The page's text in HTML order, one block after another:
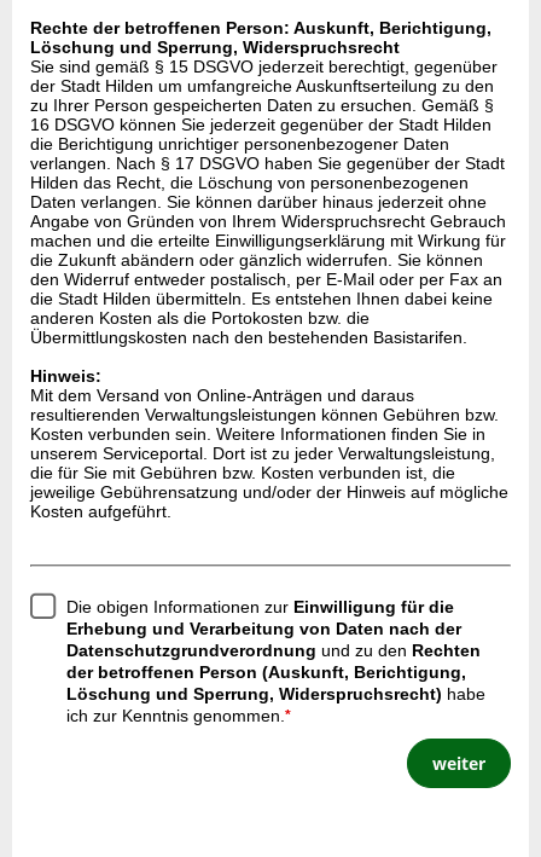
Rechte der betroffenen Person: Auskunft, Berichtigung,
Löschung und Sperrung, Widerspruchsrecht
Sie sind gemäß § 15 DSGVO jederzeit berechtigt, gegenüber
der Stadt Hilden um umfangreiche Auskunftserteilung zu den
zu Ihrer Person gespeicherten Daten zu ersuchen. Gemäß §
16 DSGVO können Sie jederzeit gegenüber der Stadt Hilden
die Berichtigung unrichtiger personenbezogener Daten
verlangen. Nach § 17 DSGVO haben Sie gegenüber der Stadt
Hilden das Recht, die Löschung von personenbezogenen
Daten verlangen. Sie können darüber hinaus jederzeit ohne
Angabe von Gründen von Ihrem Widerspruchsrecht Gebrauch
machen und die erteilte Einwilligungserklärung mit Wirkung für
die Zukunft abändern oder gänzlich widerrufen. Sie können
den Widerruf entweder postalisch, per E-Mail oder per Fax an
die Stadt Hilden übermitteln. Es entstehen Ihnen dabei keine
anderen Kosten als die Portokosten bzw. die
Übermittlungskosten nach den bestehenden Basistarifen.
Hinweis:
Mit dem Versand von Online-Anträgen und daraus
resultierenden Verwaltungsleistungen können Gebühren bzw.
Kosten verbunden sein. Weitere Informationen finden Sie in
unserem Serviceportal. Dort ist zu jeder Verwaltungsleistung,
die für Sie mit Gebühren bzw. Kosten verbunden ist, die
jeweilige Gebührensatzung und/oder der Hinweis auf mögliche
Kosten aufgeführt.
Die obigen Informationen zur Einwilligung für die
Erhebung und Verarbeitung von Daten nach der
Datenschutzgrundverordnung und zu den Rechten
der betroffenen Person (Auskunft, Berichtigung,
Löschung und Sperrung, Widerspruchsrecht) habe
ich zur Kenntnis genommen. *
weiter